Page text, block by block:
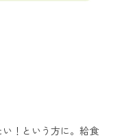
！という方に。給食